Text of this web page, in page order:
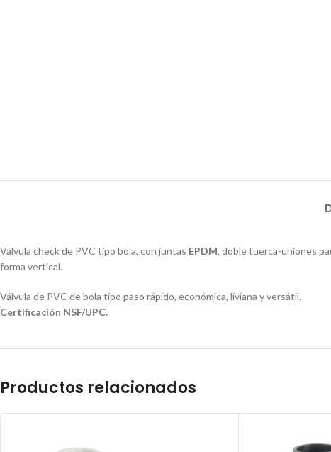
Válvula check de PVC tipo bola, con juntas EPDM, doble tuerca-uniones
forma vertical.
Válvula de PVC de bola tipo paso rápido, económica, liviana y versátil.
Certificación NSF/UPC.
Productos relacionados